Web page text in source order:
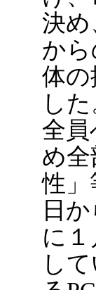
決
か
体
し
全員
め
性」
日
に
し